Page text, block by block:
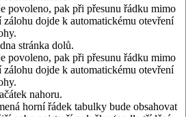
povoleno, pak při přesunu řádku mimo
zálohu dojde k automatickému otevření
stránka dolů.
povoleno, pak při přesunu řádku mimo
zálohu dojde k automatickému otevření
nahoru.
horní řádek tabulky bude obsahovat